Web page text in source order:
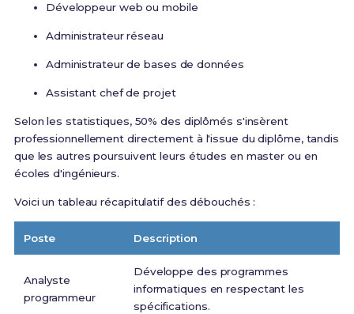
Développeur web ou mobile
Administrateur réseau
Administrateur de bases de données
Assistant chef de projet
Selon les statistiques, 50% des diplômés s'insèrent
professionnellement directement à l'issue du diplôme, tandis
que les autres poursuivent leurs études en master ou en
écoles d'ingénieurs.
Voici un tableau récapitulatif des débouchés :
Poste Description
Analyste
programmeur
Développe des programmes
informatiques en respectant les
spécifications.